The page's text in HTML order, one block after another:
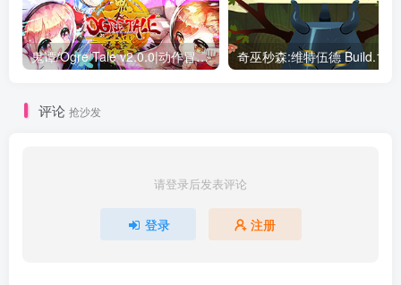
鬼谭/Ogre Tale v2.0.0|动作冒险|容量2.5GB|免安装绿色中文版
评论 抢沙发
请登录后发表评论
登录 注册